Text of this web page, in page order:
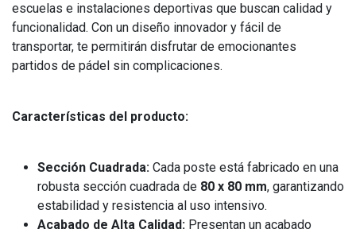
escuelas e instalaciones deportivas que buscan calidad y
funcionalidad. Con un diseño innovador y fácil de
transportar, te permitirán disfrutar de emocionantes
partidos de pádel sin complicaciones.
Características del producto:
Sección Cuadrada: Cada poste está fabricado en una
robusta sección cuadrada de 80 x 80 mm, garantizando
estabilidad y resistencia al uso intensivo.
Acabado de Alta Calidad: Presentan un acabado